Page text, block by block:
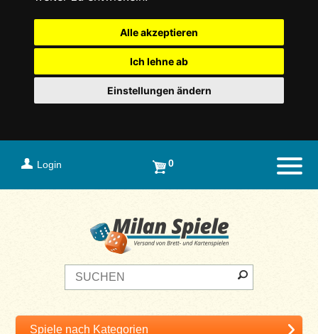
Alle akzeptieren
Ich lehne ab
Einstellungen ändern
Login 0